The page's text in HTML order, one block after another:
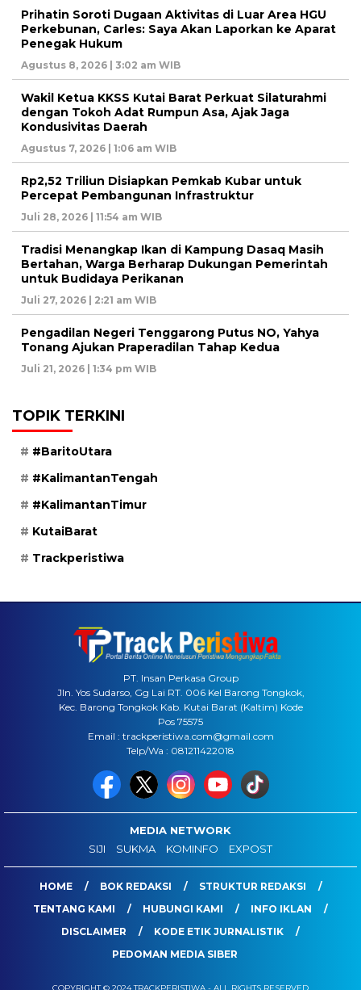
Prihatin Soroti Dugaan Aktivitas di Luar Area HGU
Perkebunan, Carles: Saya Akan Laporkan ke Aparat
Penegak Hukum
Agustus 8, 2026 | 3:02 am WIB
Wakil Ketua KKSS Kutai Barat Perkuat Silaturahmi
dengan Tokoh Adat Rumpun Asa, Ajak Jaga
Kondusivitas Daerah
Agustus 7, 2026 | 1:06 am WIB
Rp2,52 Triliun Disiapkan Pemkab Kubar untuk
Percepat Pembangunan Infrastruktur
Juli 28, 2026 | 11:54 am WIB
Tradisi Menangkap Ikan di Kampung Dasaq Masih
Bertahan, Warga Berharap Dukungan Pemerintah
untuk Budidaya Perikanan
Juli 27, 2026 | 2:21 am WIB
Pengadilan Negeri Tenggarong Putus NO, Yahya
Tonang Ajukan Praperadilan Tahap Kedua
Juli 21, 2026 | 1:34 pm WIB
TOPIK TERKINI
#BaritoUtara
#KalimantanTengah
#KalimantanTimur
KutaiBarat
Trackperistiwa
PT. Insan Perkasa Group
Jln. Yos Sudarso, Gg Lai RT. 006 Kel Barong Tongkok,
Kec. Barong Tongkok Kab. Kutai Barat (Kaltim) Kode
Pos 75575
Email : trackperistiwa.com@gmail.com
Telp/Wa : 081211422018
MEDIA NETWORK
SIJI
SUKMA KOMINFO EXPOST
HOME BOK REDAKSI
STRUKTUR REDAKSI
TENTANG KAMI
HUBUNGI KAMI
INFO IKLAN
DISCLAIMER
KODE ETIK JURNALISTIK
PEDOMAN MEDIA SIBER